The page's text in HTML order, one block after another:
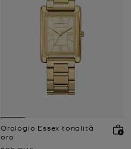
Orologio Essex tonalità
oro